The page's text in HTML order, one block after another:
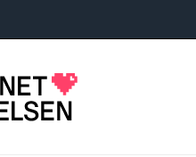
för ett internet som
och samhället